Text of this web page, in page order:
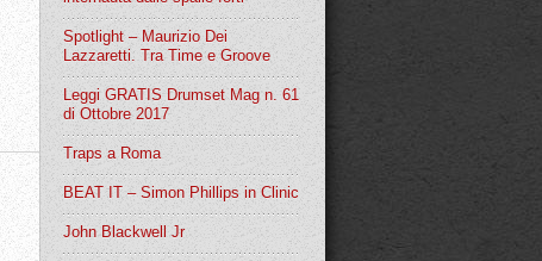
Spotlight – Maurizio Dei
Lazzaretti. Tra Time e Groove
Leggi GRATIS Drumset Mag n. 61
di Ottobre 2017
Traps a Roma
BEAT IT – Simon Phillips in Clinic
John Blackwell Jr